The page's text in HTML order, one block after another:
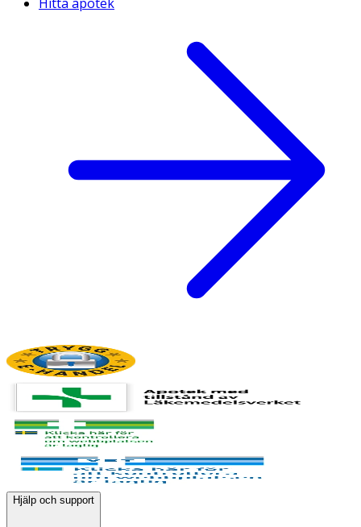
Hjälp och support